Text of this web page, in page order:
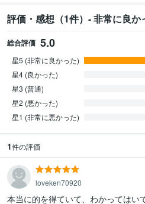
評価・感想（1件）- 非常に良か
総合評価 5.0
星5 (非常に良かった)
星4 (良かった)
星3 (普通)
星2 (悪かった)
星1 (非常に悪かった)
1件の評価
loveken70920
本当に的を得ていて、わかってはい